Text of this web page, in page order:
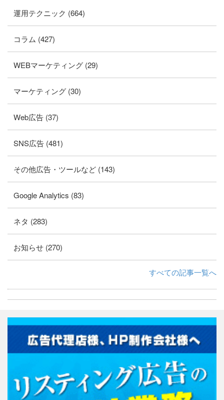
運用テクニック (664)
コラム (427)
WEBマーケティング (29)
マーケティング (30)
Web広告 (37)
SNS広告 (481)
その他広告・ツールなど (143)
Google Analytics (83)
ネタ (283)
お知らせ (270)
すべての記事一覧へ